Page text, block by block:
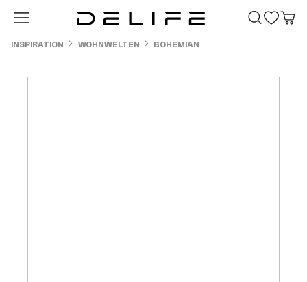
Zum Hauptinhalt springen
INSPIRATION WOHNWELTEN BOHEMIAN